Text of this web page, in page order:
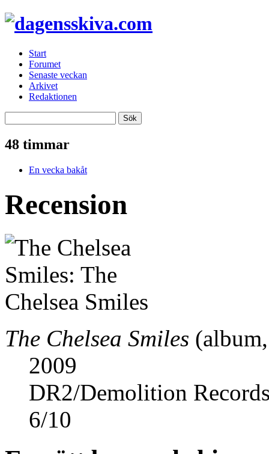
Start
Forumet
Senaste veckan
Arkivet
Redaktionen
48 timmar
En vecka bakåt
Recension
The Chelsea Smiles
2009
DR2/Demolition
6/10